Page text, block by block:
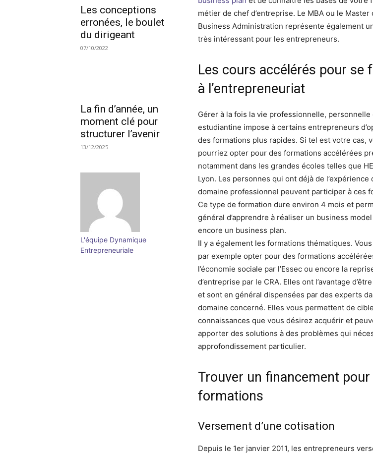
Les conceptions
erronées, le boulet
du dirigeant
07/10/2022
La fin d’année, un
moment clé pour
structurer l’avenir
13/12/2025
L'équipe Dynamique
Entrepreneuriale
métier de chef d’entreprise. Le MBA ou le Master
Business Administration représente également
très intéressant pour les entrepreneurs.
Les cours accélérés pour se
à l’entrepreneuriat
Gérer à la fois la vie professionnelle, personnelle
estudiantine impose à certains entrepreneurs
des formations plus rapides. Si tel est votre cas,
pourriez opter pour des formations accélérées
notamment dans les grandes écoles telles que
Lyon. Les personnes qui ont déjà de l’expérience
domaine professionnel peuvent participer à ces
Ce type de formation dure environ 4 mois et
général d’apprendre à réaliser un business
encore un business plan.
Il y a également les formations thématiques.
par exemple opter pour des formations
l’économie sociale par l’Essec ou encore la
d’entreprise par le CRA. Elles ont l’avantage
et sont en général dispensées par des experts
domaine concerné. Elles vous permettent de
connaissances que vous désirez acquérir et
apporter des solutions à des problèmes qui
approfondissement particulier.
Trouver un financement pour
formations
Versement d’une cotisation
Depuis le 1er janvier 2011, les entrepreneurs